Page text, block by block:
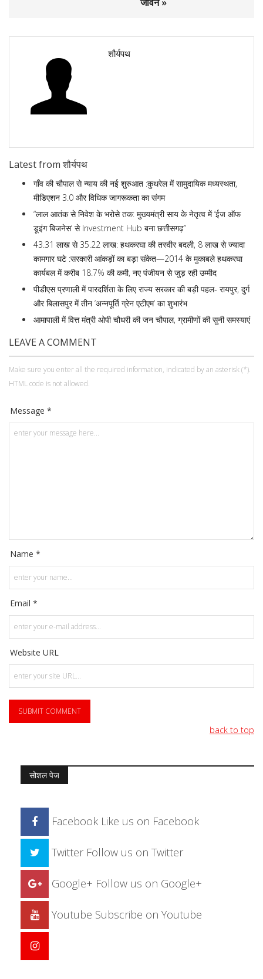
शौर्यपथ
Latest from शौर्यपथ
गाँव की चौपाल से न्याय की नई शुरुआत :कुथरेल में सामुदायिक मध्यस्थता,
मीडिएशन 3.0 और विधिक जागरूकता का संगम
“लाल आतंक से निवेश के भरोसे तक: मुख्यमंत्री साय के नेतृत्व में ‘ईज ऑफ
डूइंग बिजनेस’ से Investment Hub बना छत्तीसगढ़”
43.31 लाख से 35.22 लाख: हथकरघा की तस्वीर बदली, 8 लाख से ज्यादा
कामगार घटे :सरकारी आंकड़ों का बड़ा संकेत—2014 के मुकाबले हथकरघा
कार्यबल में करीब 18.7% की कमी, नए पंजीयन से जुड़ रही उम्मीद
पीडीएस प्रणाली में पारदर्शिता के लिए राज्य सरकार की बड़ी पहल- रायपुर, दुर्ग
और बिलासपुर में तीन ‘अन्नपूर्ति ग्रेन एटीएम‘ का शुभारंभ
आमापाली में वित्त मंत्री ओपी चौधरी की जन चौपाल, ग्रामीणों की सुनी समस्याएं
LEAVE A COMMENT
Make sure you enter all the required information, indicated by an asterisk (*).
HTML code is not allowed.
Message *
Name *
Email *
Website URL
back to top
सोशल पेज
Facebook Like us on Facebook
Twitter Follow us on Twitter
Google+ Follow us on Google+
Youtube Subscribe on Youtube